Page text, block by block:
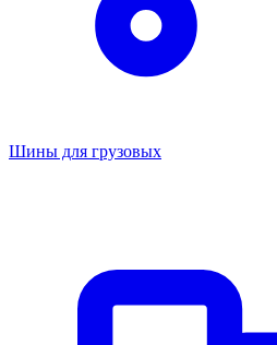
Шины для грузовых